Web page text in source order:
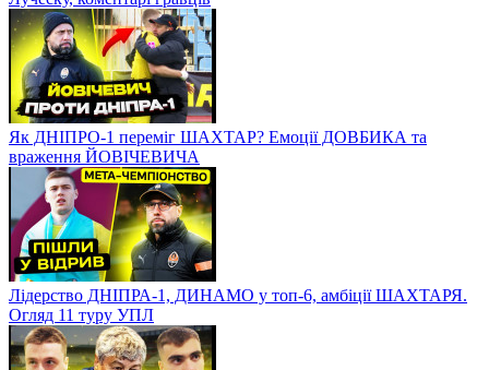
Нова надія Динамо, останній матч Малиновського в Аталанті?
ТОП-матч Шахтаря
Динамо – Олександрія / ЕКСКЛЮЗИВ / Гол Лонвейка, гнів
Луческу, коментарі гравців
Як ДНІПРО-1 переміг ШАХТАР? Емоції ДОВБИКА та
враження ЙОВІЧЕВИЧА